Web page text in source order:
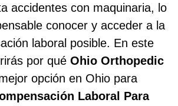
accidentes con maquinaria, lo
conocer y acceder a la
laboral posible. En este
por qué Ohio Orthopedic
opción en Ohio para
Laboral Para